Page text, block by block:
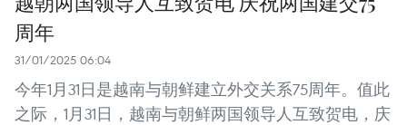
周年
31/01/2025 06:04
今年1月31日是越南与朝鲜建立外交关系75周年。值此
之际，1月31日，越南与朝鲜两国领导人互致贺电，庆